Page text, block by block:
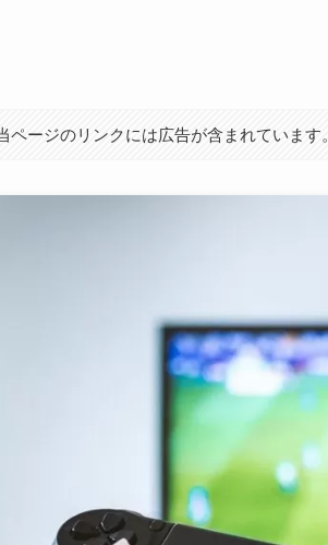
ページのリンクには広告が含まれています。